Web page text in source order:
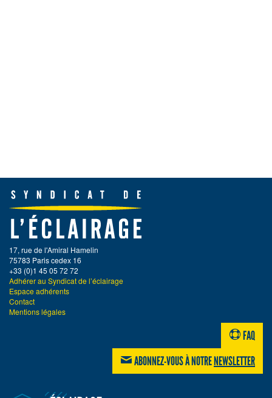
17, rue de l'Amiral Hamelin
75783 Paris cedex 16
+33 (0)1 45 05 72 72
Adhérer au Syndicat de l’éclairage
Espace adhérents
Contact
Mentions légales
FAQ
ABONNEZ-VOUS À NOTRENEWSLETTER